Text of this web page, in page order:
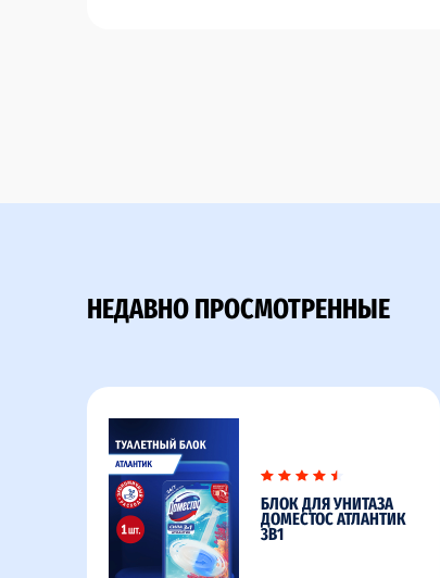
НЕДАВНО ПРОСМОТРЕННЫЕ
БЛОК ДЛЯ УНИТАЗА
ДОМЕСТОС АТЛАНТИК
3В1